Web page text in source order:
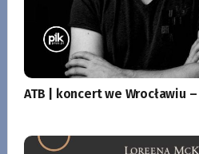
ATB | koncert we Wrocławiu